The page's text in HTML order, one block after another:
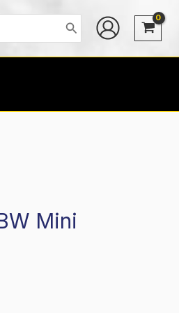
Mini